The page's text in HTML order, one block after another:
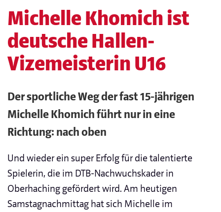
Michelle Khomich ist
deutsche Hallen-
Vizemeisterin U16
Der sportliche Weg der fast 15-jährigen
Michelle Khomich führt nur in eine
Richtung: nach oben
Und wieder ein super Erfolg für die talentierte
Spielerin, die im DTB-Nachwuchskader in
Oberhaching gefördert wird. Am heutigen
Samstagnachmittag hat sich Michelle im